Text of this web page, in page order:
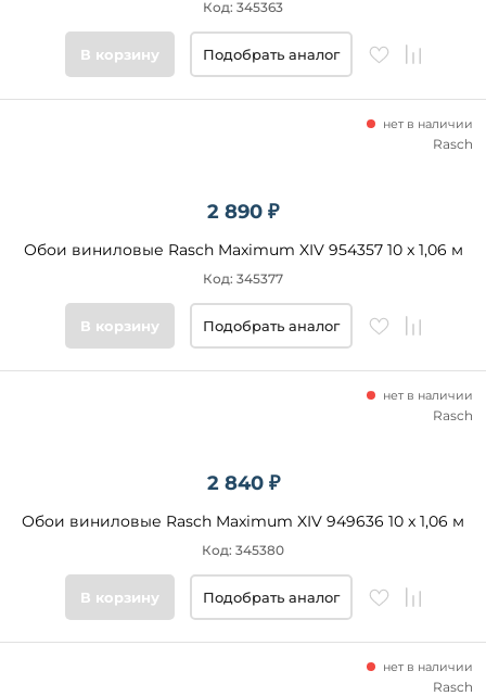
Код: 345363
В корзину Подобрать аналог
2 890 ₽
Обои виниловые Rasch Maximum XIV 954357 10 x 1,06 м
нет в наличии
Код: 345377
Rasch
В корзину Подобрать аналог
2 840 ₽
Обои виниловые Rasch Maximum XIV 949636 10 x 1,06 м
нет в наличии
Код: 345380
Rasch
В корзину Подобрать аналог
нет в наличии
Rasch